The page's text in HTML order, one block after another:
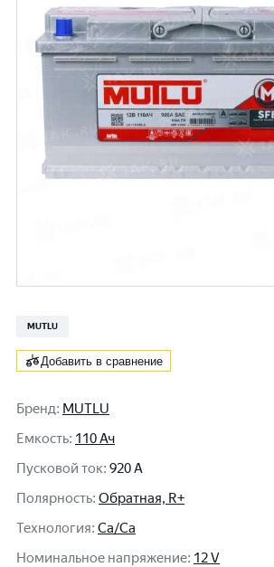
MUTLU
Добавить в сравнение
Бренд: MUTLU
Емкость: 110 Ач
Пусковой ток: 920 A
Полярность: Обратная, R+
Технология: Ca/Ca
Номинальное напряжение: 12 V